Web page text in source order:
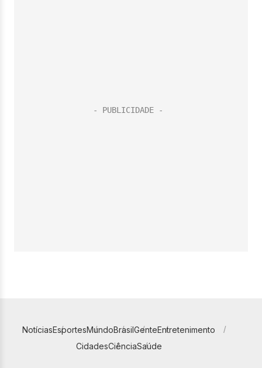
NotíciasEsportesMundoBrasilGenteEntretenimento
CidadesCiênciaSaúde